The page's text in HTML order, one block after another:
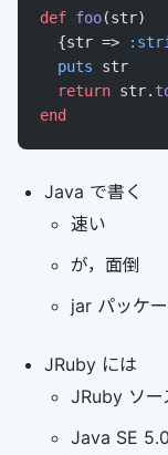
def foo(str)
  {str =>
  puts
str
  return
str.
end
Java で書く
速い
が，面倒
jar パッケ
JRuby には
JRuby ソー
Java SE 5.0